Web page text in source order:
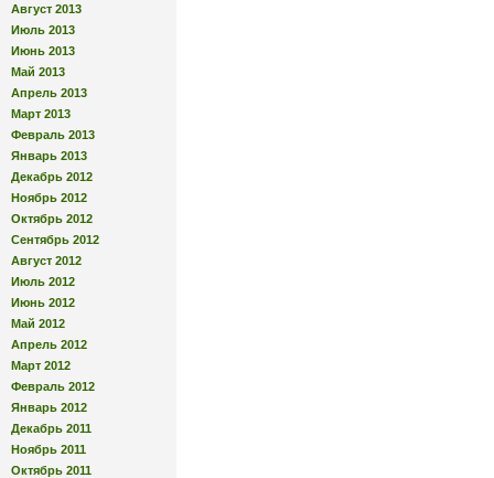
Август 2013
Июль 2013
Июнь 2013
Май 2013
Апрель 2013
Март 2013
Февраль 2013
Январь 2013
Декабрь 2012
Ноябрь 2012
Октябрь 2012
Сентябрь 2012
Август 2012
Июль 2012
Июнь 2012
Май 2012
Апрель 2012
Март 2012
Февраль 2012
Январь 2012
Декабрь 2011
Ноябрь 2011
Октябрь 2011